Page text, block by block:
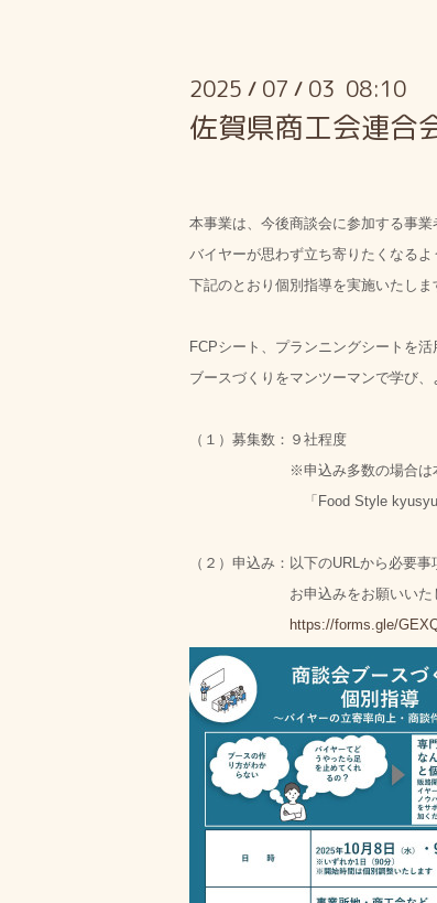
2025 / 07 / 03 08:10
佐賀県商工会連合
本事業は、今後商談会に参加する事業
バイヤーが思わず立ち寄りたくなるよ
下記のとおり個別指導を実施いたしま
FCPシート、プランニングシートを
ブースづくりをマンツーマンで学び
（１）募集数：９社程度
※申込み多数の場合は本会が
「Food Style kyusyu共同出展
（２）申込み：以下のURLから必要
お申込みをお願いいたし
https://forms.gle/